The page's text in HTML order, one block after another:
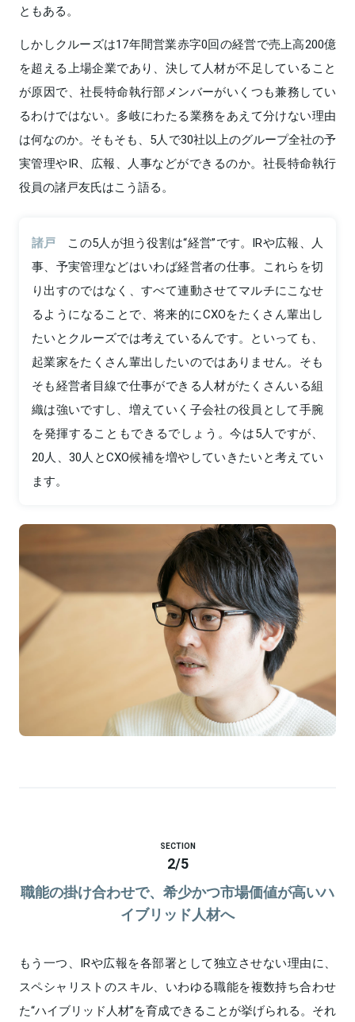
ともある。
しかしクルーズは17年間営業赤字0回の経営で売上高200億
を超える上場企業であり、決して人材が不足していること
が原因で、社長特命執行部メンバーがいくつも兼務してい
るわけではない。多岐にわたる業務をあえて分けない理由
は何なのか。そもそも、5人で30社以上のグループ全社の予
実管理やIR、広報、人事などができるのか。社長特命執行
役員の諸戸友氏はこう語る。
諸戸
この5人が担う役割は“経営”です。IRや広報、人
事、予実管理などはいわば経営者の仕事。これらを切
り出すのではなく、すべて連動させてマルチにこなせ
るようになることで、将来的にCXOをたくさん輩出し
たいとクルーズでは考えているんです。といっても、
起業家をたくさん輩出したいのではありません。そも
そも経営者目線で仕事ができる人材がたくさんいる組
織は強いですし、増えていく子会社の役員として手腕
を発揮することもできるでしょう。今は5人ですが、
20人、30人とCXO候補を増やしていきたいと考えてい
ます。
SECTION
2/5
職能の掛け合わせで、希少かつ市場価値が高いハ
イブリッド人材へ
もう一つ、IRや広報を各部署として独立させない理由に、
スペシャリストのスキル、いわゆる職能を複数持ち合わせ
た“ハイブリッド人材”を育成できることが挙げられる。それ